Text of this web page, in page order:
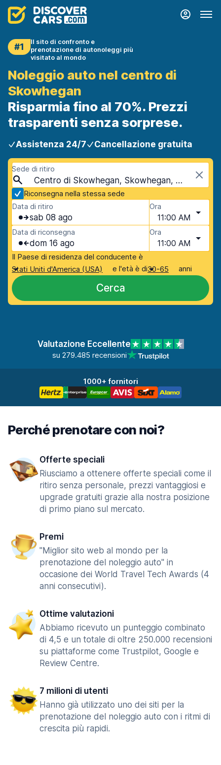
#1
Il sito di confronto e
prenotazione di autonoleggi più
visitato al mondo
Noleggio auto nel centro di
Skowhegan
Risparmia fino al 70%. Prezzi
trasparenti senza sorprese.
Assistenza 24/7 Cancellazione gratuita
Sede di ritiro
Centro di Skowhegan, Skowhegan, USA - Maine
Riconsegna nella stessa sede
Data di ritiro
sab 08 ago
Ora
11:00 AM
Data di riconsegna
dom 16 ago
Ora
11:00 AM
Il Paese di residenza del conducente è
Stati Uniti d'America (USA)
e l'età è di30-65 anni
Cerca
Valutazione Eccellente
su 279.485 recensioni
1000+ fornitori
Perché prenotare con noi?
Offerte speciali
Riusciamo a ottenere offerte speciali come il
ritiro senza personale, prezzi vantaggiosi e
upgrade gratuiti grazie alla nostra posizione
di primo piano sul mercato.
Premi
"Miglior sito web al mondo per la
prenotazione del noleggio auto" in
occasione dei World Travel Tech Awards (4
anni consecutivi).
Ottime valutazioni
Abbiamo ricevuto un punteggio combinato
di 4,5 e un totale di oltre 250.000 recensioni
su piattaforme come Trustpilot, Google e
Review Centre.
7 milioni di utenti
Hanno già utilizzato uno dei siti per la
prenotazione del noleggio auto con i ritmi di
crescita più rapidi.